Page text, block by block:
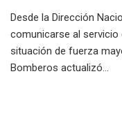
Desde la Dirección
comunicarse al servicio
situación de fuerza
Bomberos actualizó...